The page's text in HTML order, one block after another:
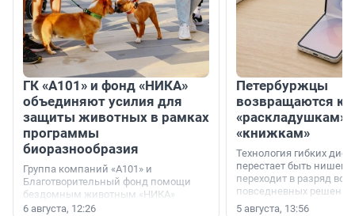
ГК «А101» и фонд «НИКА»
объединяют усилия для
защиты животных в рамках
программы
биоразнообразия
Группа компаний «А101» и
Благотворительный фонд помощи
бездомным животным «НИКА»
заключили соглашение о
6 августа, 12:26
Петербуржцы
возвращаются к
«раскладушкам»
«книжкам»
Технология гибких
перестает быть
переходит в разряд
повседневных
5 августа, 13:56